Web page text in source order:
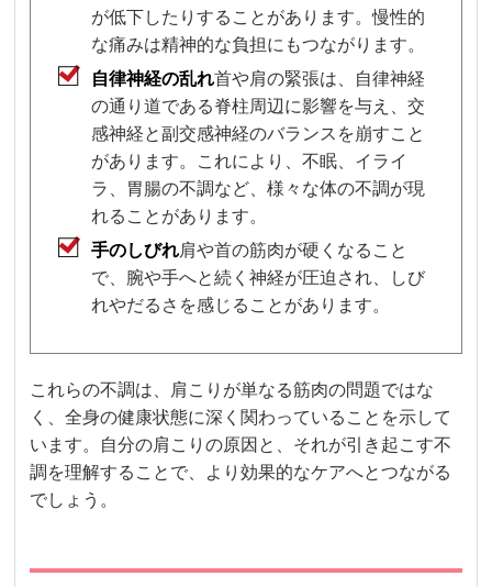
が低下したりすることがあります。慢性的
な痛みは精神的な負担にもつながります。
自律神経の乱れ首や肩の緊張は、自律神経
の通り道である脊柱周辺に影響を与え、交
感神経と副交感神経のバランスを崩すこと
があります。これにより、不眠、イライ
ラ、胃腸の不調など、様々な体の不調が現
れることがあります。
手のしびれ肩や首の筋肉が硬くなること
で、腕や手へと続く神経が圧迫され、しび
れやだるさを感じることがあります。
これらの不調は、肩こりが単なる筋肉の問題ではな
く、全身の健康状態に深く関わっていることを示して
います。自分の肩こりの原因と、それが引き起こす不
調を理解することで、より効果的なケアへとつながる
でしょう。